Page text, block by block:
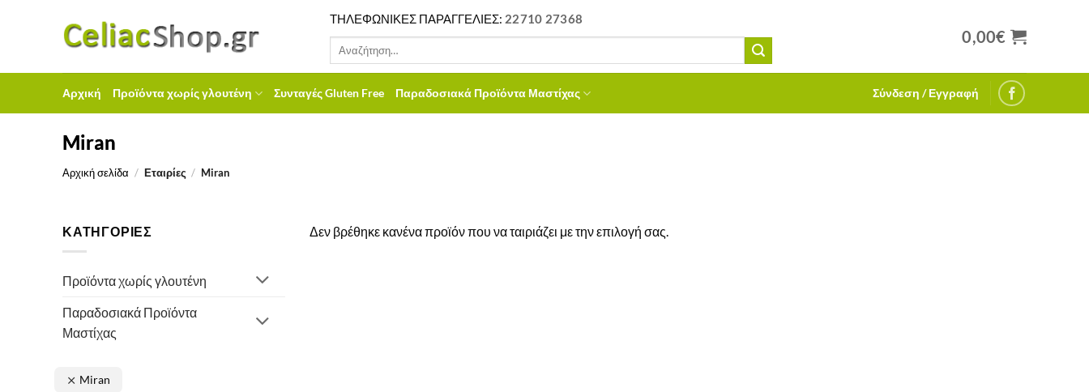
περιεχόμενο
ΤΗΛΕΦΩΝΙΚΕΣ ΠΑΡΑΓΓΕΛΙΕΣ: 22710 27368
Αναζήτηση
0,00€
Αρχική Προϊόντα χωρίς γλουτένη Συνταγές Gluten Free Παραδοσιακά Προϊόντα Μαστίχας Σύνδεση / Εγγραφή
Miran
Αρχική σελίδα / Εταιρίες / Miran
ΚΑΤΗΓΟΡΙΕΣ
Προϊόντα χωρίς γλουτένη
Παραδοσιακά Προϊόντα
Μαστίχας
Miran
Δεν βρέθηκε κανένα προϊόν που να ταιριάζει με την επιλογή σας.